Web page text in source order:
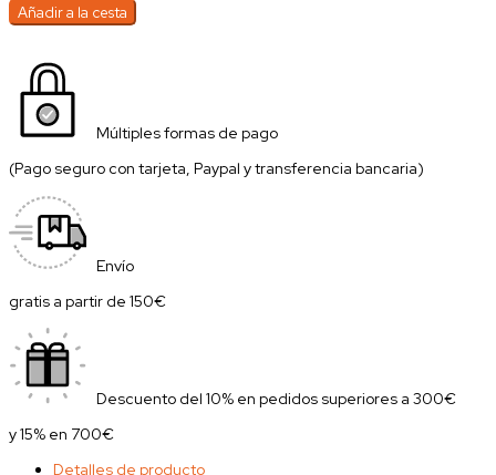
Añadir a la cesta
Múltiples formas de pago
(Pago seguro con tarjeta, Paypal y transferencia bancaria)
Envío
gratis a partir de 150€
Descuento del 10% en pedidos superiores a 300€
y 15% en 700€
Detalles de producto